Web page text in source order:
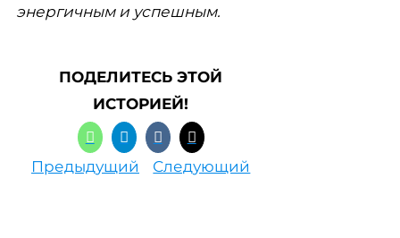
энергичным и успешным.
ПОДЕЛИТЕСЬ ЭТОЙ
ИСТОРИЕЙ!
Предыдущий Следующий